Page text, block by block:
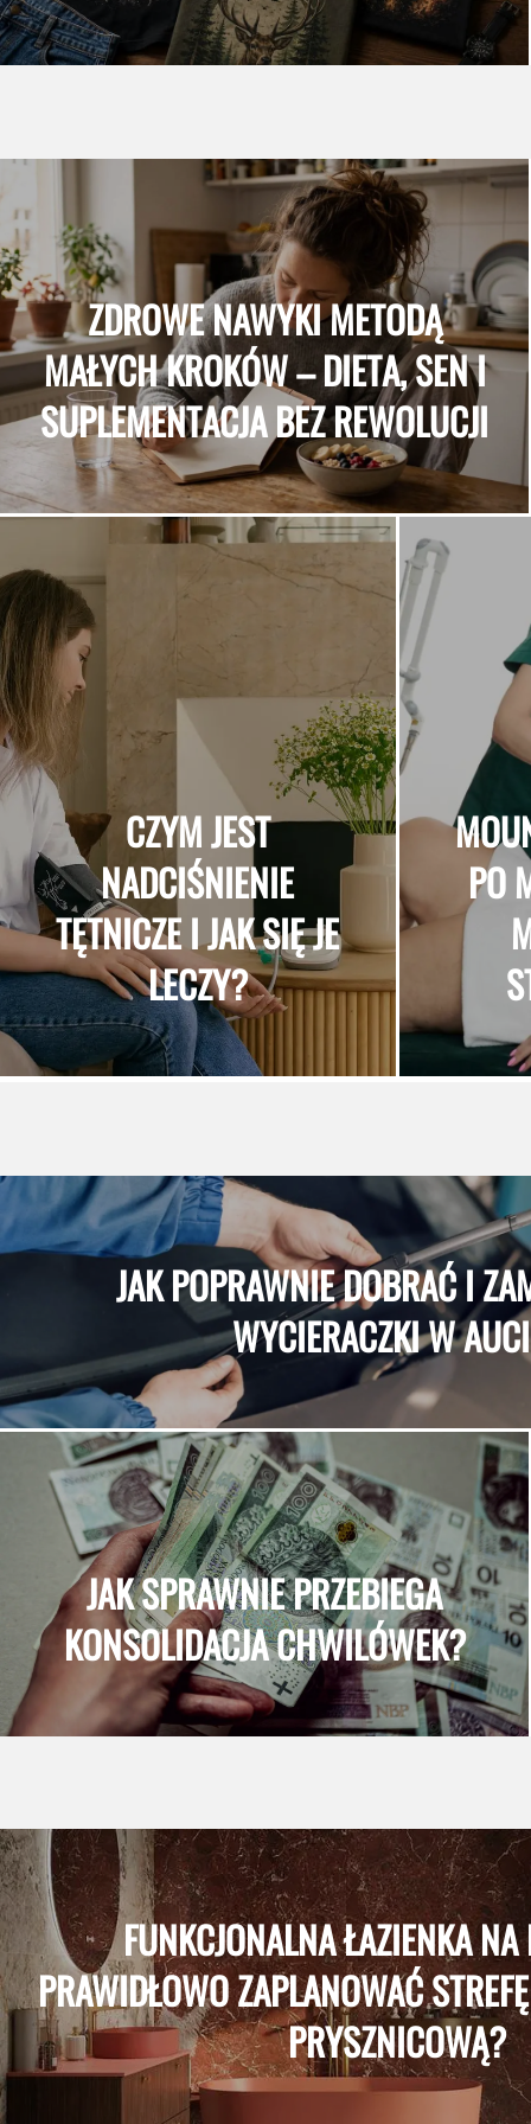
ZDROWE NAWYKI METODĄ
MAŁYCH KROKÓW – DIETA, SEN I
SUPLEMENTACJA BEZ REWOLUCJI
CZYM JEST
NADCIŚNIENIE
TĘTNICZE I JAK SIĘ JE
LECZY?
PO
JAK POPRAWNIE DOBRAĆ I
WYCIERACZKI W
JAK SPRAWNIE PRZEBIEGA
KONSOLIDACJA CHWILÓWEK?
FUNKCJONALNA ŁAZIENKA
PRAWIDŁOWO ZAPLANOWAĆ
PRYSZNICOWĄ?